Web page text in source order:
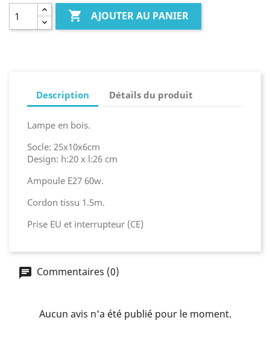
 AJOUTER AU PANIER
Description Détails du produit
Lampe en bois.
Socle: 25x10x6cm
Design: h:20 x l:26 cm
Ampoule E27 60w.
Cordon tissu 1.5m.
Prise EU et interrupteur (CE)
Commentaires (0)
Aucun avis n'a été publié pour le moment.